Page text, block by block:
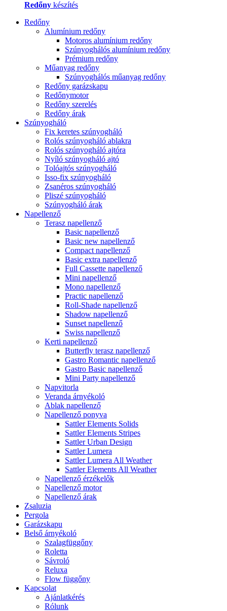
Redőny készítés
Redőny
Alumínium redőny
Motoros alumínium redőny
Szúnyoghálós alumínium redőny
Prémium redőny
Műanyag redőny
Szúnyoghálós műanyag redőny
Redőny garázskapu
Redőnymotor
Redőny szerelés
Redőny árak
Szúnyogháló
Fix keretes szúnyogháló
Rolós szúnyogháló ablakra
Rolós szúnyogháló ajtóra
Nyíló szúnyogháló ajtó
Tolóajtós szúnyogháló
Isso-fix szúnyogháló
Zsanéros szúnyogháló
Pliszé szúnyogháló
Szúnyogháló árak
Napellenző
Terasz napellenző
Basic napellenző
Basic new napellenző
Compact napellenző
Basic extra napellenző
Full Cassette napellenző
Mini napellenző
Mono napellenző
Practic napellenző
Roll-Shade napellenző
Shadow napellenző
Sunset napellenző
Swiss napellenző
Kerti napellenző
Butterfly terasz napellenző
Gastro Romantic napellenző
Gastro Basic napellenző
Mini Party napellenző
Napvitorla
Veranda árnyékoló
Ablak napellenző
Napellenző ponyva
Sattler Elements Solids
Sattler Elements Stripes
Sattler Urban Design
Sattler Lumera
Sattler Lumera All Weather
Sattler Elements All Weather
Napellenző érzékelők
Napellenző motor
Napellenző árak
Zsaluzia
Pergola
Garázskapu
Belső árnyékoló
Szalagfüggőny
Roletta
Sávroló
Reluxa
Flow függőny
Kapcsolat
Ajánlatkérés
Rólunk